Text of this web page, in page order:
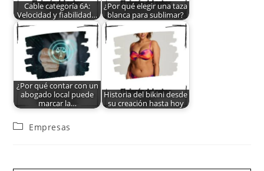
Cable categoría 6A:
Velocidad y fiabilidad…
¿Por qué elegir una taza
blanca para sublimar?
¿Por qué contar con un
abogado local puede
marcar la…
Historia del bikini desde
su creación hasta hoy
Empresas